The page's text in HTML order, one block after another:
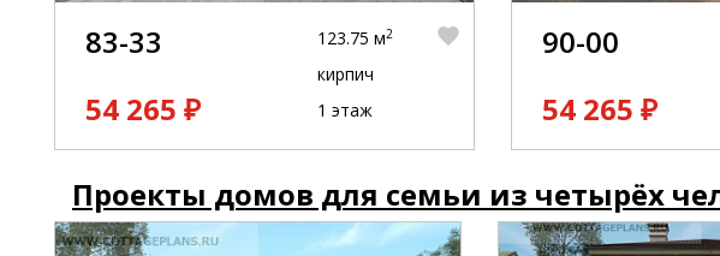
83-33
54 265 ₽
123.75 м2
кирпич
1 этаж
90-00
54 265 ₽
Проекты домов для семьи из четырёх